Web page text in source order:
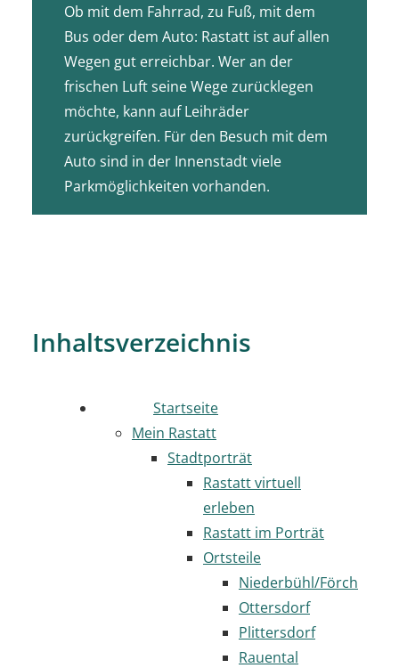
Ob mit dem Fahrrad, zu Fuß, mit dem
Bus oder dem Auto: Rastatt ist auf allen
Wegen gut erreichbar. Wer an der
frischen Luft seine Wege zurücklegen
möchte, kann auf Leihräder
zurückgreifen. Für den Besuch mit dem
Auto sind in der Innenstadt viele
Parkmöglichkeiten vorhanden.
Inhaltsverzeichnis
Startseite
Mein Rastatt
Stadtporträt
Rastatt virtuell
erleben
Rastatt im Porträt
Ortsteile
Niederbühl/Förch
Ottersdorf
Plittersdorf
Rauental